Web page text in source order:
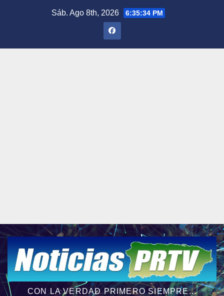
Sáb. Ago 8th, 2026 6:35:35 PM
CON LA VERDAD PRIMERO SIEMPRE...